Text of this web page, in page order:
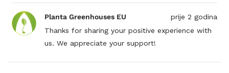
recenzija
korisnika
John
bila
je
glasalo
bila
nije
Planta Greenhouses EU
prije 2 godina
Thanks for sharing your positive experience with
us. We appreciate your support!